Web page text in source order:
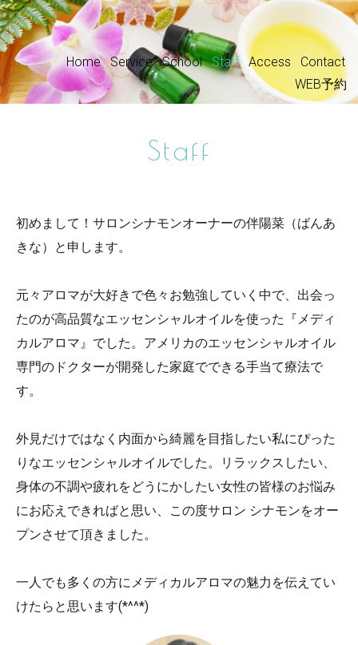
Home Service School Staff Access
Contact
WEB予約
Staff
初めまして！サロンシナモンオーナーの伴陽菜（ばんあ
きな）と申します。
元々アロマが大好きで色々お勉強していく中で、出会っ
たのが高品質なエッセンシャルオイルを使った『メディ
カルアロマ』でした。アメリカのエッセンシャルオイル
専門のドクターが開発した家庭でできる手当て療法で
す。
外見だけではなく内面から綺麗を目指したい私にぴった
りなエッセンシャルオイルでした。リラックスしたい、
身体の不調や疲れをどうにかしたい女性の皆様のお悩み
にお応えできればと思い、この度サロン シナモンをオー
プンさせて頂きました。
一人でも多くの方にメディカルアロマの魅力を伝えてい
けたらと思います(*^^*)